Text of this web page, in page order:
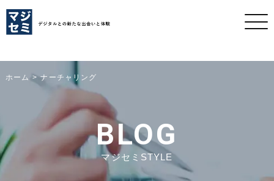
ホーム ナーチャリング
BLOG
マジセミSTYLE